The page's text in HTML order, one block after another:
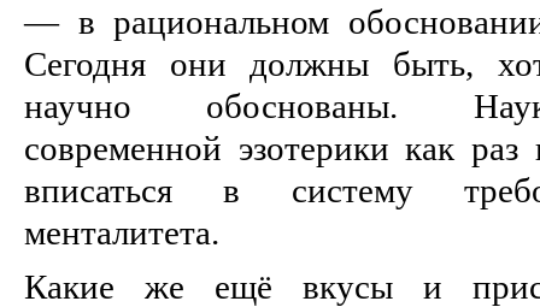
— в рациональном
Сегодня они должны быть,
научно обоснованы.
современной эзотерики как
вписаться в систему
менталитета.
Какие же ещё вкусы и